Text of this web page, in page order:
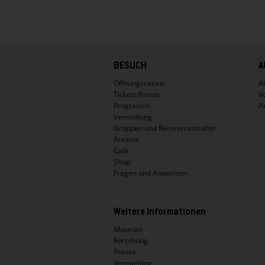
BESUCH
Öffnungszeiten
Tickets/Preise
Programm
Vermittlung
Gruppen und Reiseveranstalter
Anreise
Café
Shop
Fragen und Antworten
Weitere Informationen
Museum
Forschung
Presse